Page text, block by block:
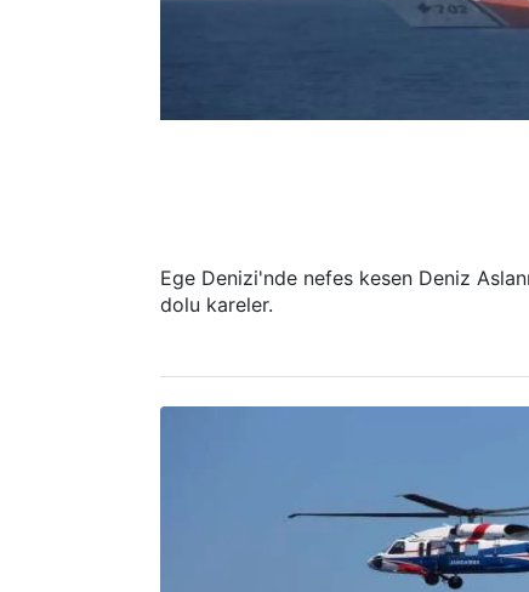
Ege Denizi'nde nefes kesen Deniz
dolu kareler.